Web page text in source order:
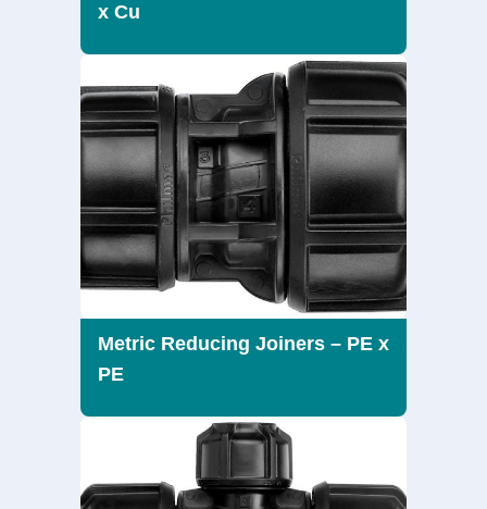
x Cu
Metric Reducing Joiners – PE x
PE